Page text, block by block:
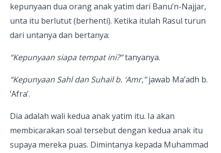
kepunyaan dua orang anak yatim dari Banu’n-Najjar,
unta itu berlutut (berhenti). Ketika itulah Rasul turun
dari untanya dan bertanya:
“Kepunyaan siapa tempat ini?”tanyanya.
“Kepunyaan Sahl dan Suhail b. ‘Amr,”jawab Ma’adh b.
‘Afra’.
Dia adalah wali kedua anak yatim itu. Ia akan
membicarakan soal tersebut dengan kedua anak itu
supaya mereka puas. Dimintanya kepada Muhammad